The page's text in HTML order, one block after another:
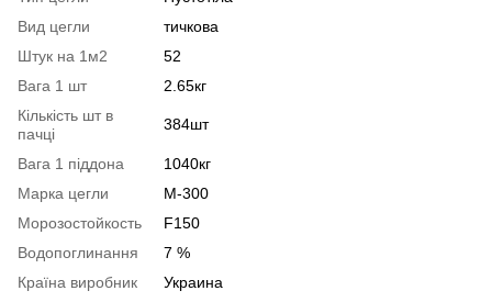
Вид цегли
тичкова
Штук на 1м2
52
Вага 1 шт
2.65кг
Кількість шт в
пачці
384шт
Вага 1 піддона
1040кг
Марка цегли
М-300
Морозостойкость
F150
Водопоглинання
7 %
Країна виробник
Украина